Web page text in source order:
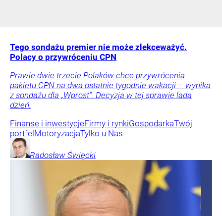
Tego sondażu premier nie może zlekceważyć.
Polacy o przywróceniu CPN
Prawie dwie trzecie Polaków chce przywrócenia
pakietu CPN na dwa ostatnie tygodnie wakacji – wynika
z sondażu dla „Wprost”. Decyzja w tej sprawie lada
dzień.
Finanse i inwestycjeFirmy i rynkiGospodarkaTwój
portfel MotoryzacjaTylko u Nas
Radosław Święcki